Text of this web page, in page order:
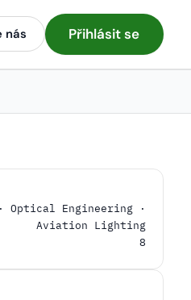
nás Přihlásit se
Optical Engineering ·
Aviation Lighting
8